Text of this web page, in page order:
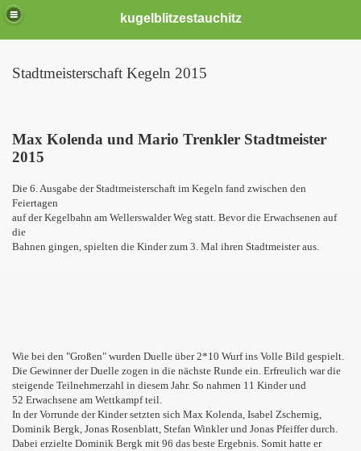
kugelblitzestauchitz
Stadtmeisterschaft Kegeln 2015
Max Kolenda und Mario Trenkler Stadtmeister
2015
Die 6. Ausgabe der Stadtmeisterschaft im Kegeln fand zwischen den
Feiertagen
auf der Kegelbahn am Wellerswalder Weg statt. Bevor die Erwachsenen auf
die
Bahnen gingen, spielten die Kinder zum 3. Mal ihren Stadtmeister aus.
Wie bei den "Großen" wurden Duelle über 2*10 Wurf ins Volle Bild gespielt.
Die Gewinner der Duelle zogen in die nächste Runde ein. Erfreulich war die
steigende Teilnehmerzahl in diesem Jahr. So nahmen 11 Kinder und
52 Erwachsene am Wettkampf teil.
In der Vorrunde der Kinder setzten sich Max Kolenda, Isabel Zschernig,
Dominik Bergk, Jonas Rosenblatt, Stefan Winkler und Jonas Pfeiffer durch.
Dabei erzielte Dominik Bergk mit 96 das beste Ergebnis. Somit hatte er
06-2020